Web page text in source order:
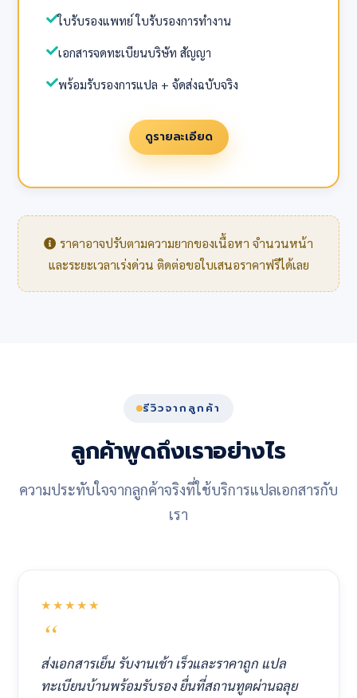
ใบรับรองแพทย์ ใบรับรองการทำงาน
เอกสารจดทะเบียนบริษัท สัญญา
พร้อมรับรองการแปล + จัดส่งฉบับจริง
ดูรายละเอียด
ราคาอาจปรับตามความยากของเนื้อหา จำนวนหน้า
และระยะเวลาเร่งด่วน ติดต่อขอใบเสนอราคาฟรีได้เลย
รีวิวจากลูกค้า
ลูกค้าพูดถึงเราอย่างไร
ความประทับใจจากลูกค้าจริงที่ใช้บริการแปลเอกสารกับ
เรา
★★★★★
ส่งเอกสารเย็น รับงานเช้า เร็วและราคาถูก แปล
ทะเบียนบ้านพร้อมรับรอง ยื่นที่สถานทูตผ่านฉลุย